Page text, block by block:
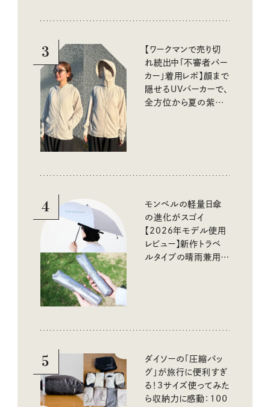
3
【ワークマンで売り切
れ続出中「不審者パー
カー」着用レポ】顔まで
隠せるUVパーカーで、
全方位から夏の紫外
4
モンベルの軽量日傘
の進化がスゴイ
【2026年モデル使用
レビュー】新作トラベ
ルタイプの晴雨兼用傘
5
ダイソーの「圧縮バッ
グ」が旅行に便利すぎ
る！3サイズ使ってみた
ら収納力に感動：100